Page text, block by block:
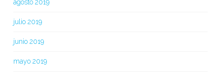
agosto 2019
julio 2019
junio 2019
mayo 2019